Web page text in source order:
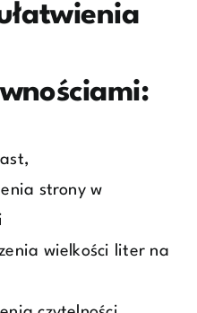
strony w
wielkości liter na